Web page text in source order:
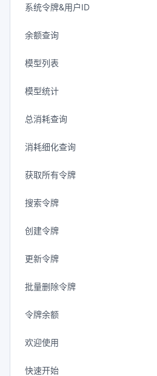
系统令牌&用户ID
余额查询
模型列表
模型统计
总消耗查询
消耗细化查询
获取所有令牌
搜索令牌
创建令牌
更新令牌
批量删除令牌
令牌余额
欢迎使用
快速开始